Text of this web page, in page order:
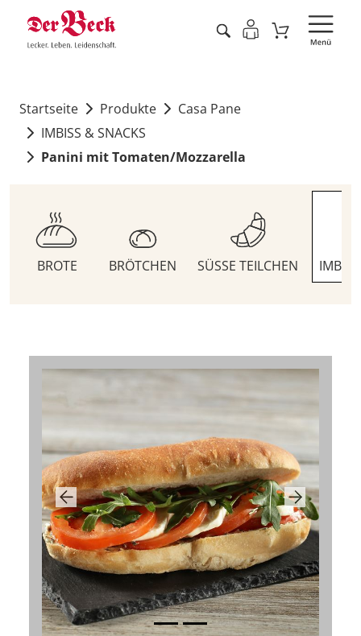
Startseite Produkte
Casa Pane
IMBISS & SNACKS
Panini mit Tomaten/Mozzarella
BROTE BRÖTCHEN SÜSSE TEILCHEN
Previous Next